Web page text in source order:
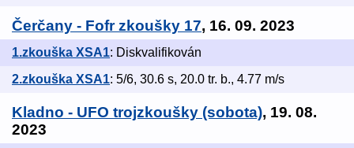
Čerčany - Fofr zkoušky 17, 16. 09. 2023
1.zkouška XSA1: Diskvalifikován
2.zkouška XSA1: 5/6, 30.6 s, 20.0 tr. b., 4.77 m/s
Kladno - UFO trojzkoušky (sobota), 19. 08.
2023